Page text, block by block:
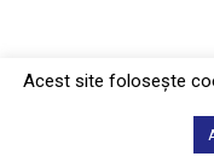
Acest site foloseşte